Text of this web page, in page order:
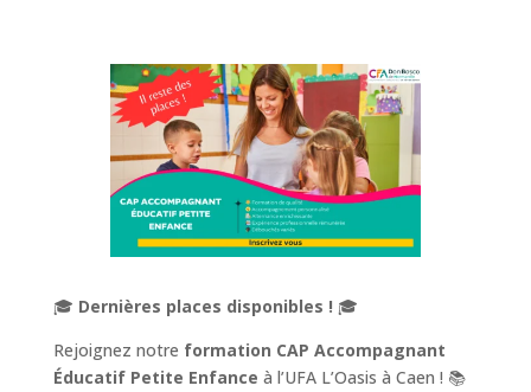
🎓 Dernières places disponibles ! 🎓
Rejoignez notre formation CAP Accompagnant
Éducatif Petite Enfance à l’UFA L’Oasis à Caen ! 📚